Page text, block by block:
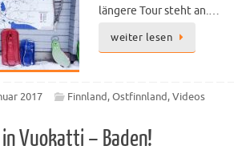
längere Tour steht an.…
weiter lesen
2017 Finnland,Ostfinnland,Videos
Vuokatti – Baden!